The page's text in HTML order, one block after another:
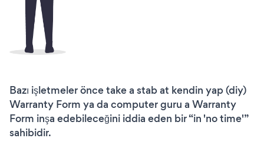
Bazı işletmeler önce take a stab at kendin yap (diy)
Warranty Form ya da computer guru a Warranty
Form inşa edebileceğini iddia eden bir “in 'no time'”
sahibidir.